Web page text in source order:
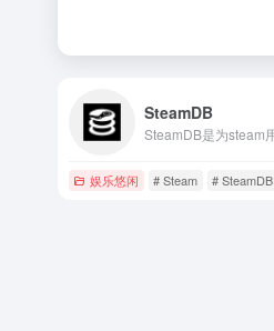
SteamDB
娱乐悠闲 # Steam # SteamDB